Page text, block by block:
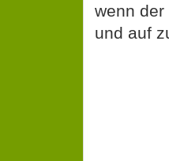
wenn
und auf